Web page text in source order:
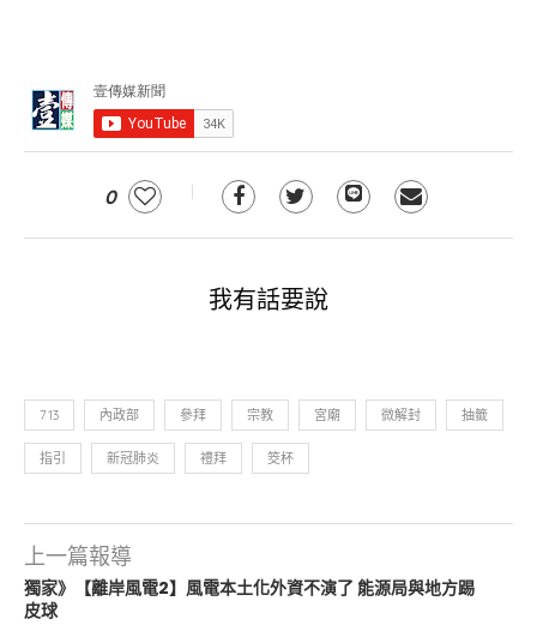
0
我有話要說
713 內政部 參拜 宗教 宮廟 微解封 抽籤
指引 新冠肺炎 禮拜 筊杯
上一篇報導
獨家》【離岸風電2】風電本土化外資不演了 能源局與地方踢
皮球